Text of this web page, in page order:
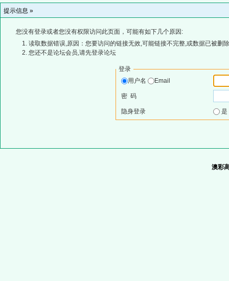
提示信息 »
您没有登录或者您没有权限访问此页面，可能有如下几个原因:
读取数据错误,原因：您要访问的链接无效,可能链接不完整,或数据已被删
您还不是论坛会员,请先登录论坛
登录
用户名
Email
密 码
隐身登录
澳彩